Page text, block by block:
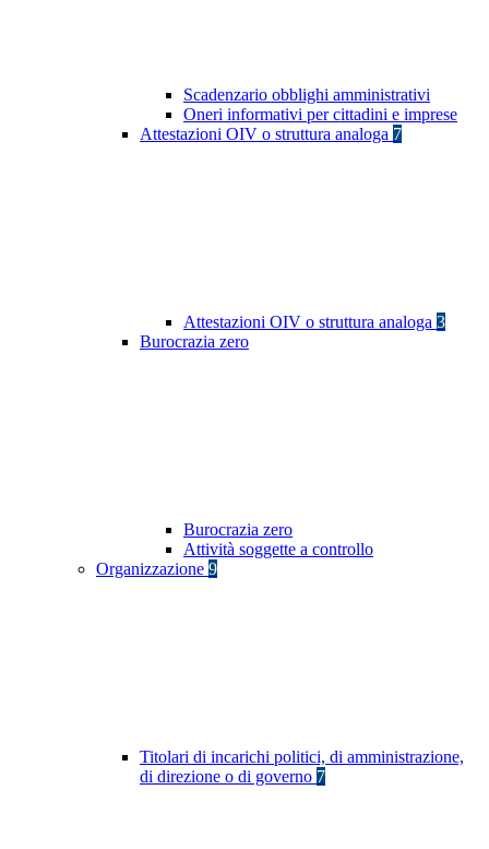
Scadenzario obblighi amministrativi
Oneri informativi per cittadini e imprese
Attestazioni OIV o struttura analoga 7
Attestazioni OIV o struttura analoga 3
Burocrazia zero
Burocrazia zero
Attività soggette a controllo
Organizzazione 9
Titolari di incarichi politici, di amministrazione,
di direzione o di governo 7